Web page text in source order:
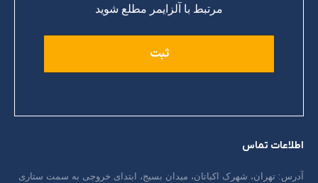
مرتبط با آلزایمر مطلع شوید
اطلاعات تماس
آدرس: تهران، شهرک اکباتان، میدان بسیج، ابتدای خروجی به سمت ستاری